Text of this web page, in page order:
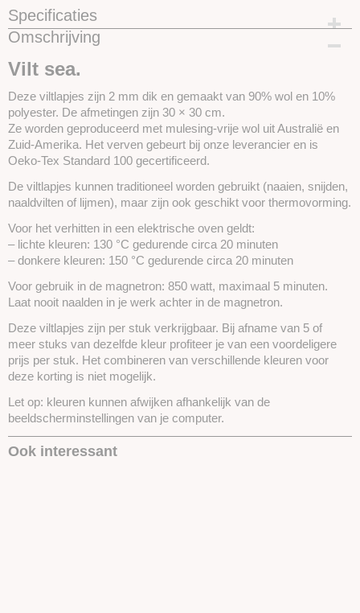
Specificaties
Productcode
Omschrijving
Vilt sea.
Deze viltlapjes zijn 2 mm dik en gemaakt van 90% wol en 10%
polyester. De afmetingen zijn 30 × 30 cm.
Ze worden geproduceerd met mulesing-vrije wol uit Australië en
Zuid-Amerika. Het verven gebeurt bij onze leverancier en is
Oeko-Tex Standard 100 gecertificeerd.
De viltlapjes kunnen traditioneel worden gebruikt (naaien, snijden,
naaldvilten of lijmen), maar zijn ook geschikt voor thermovorming.
Voor het verhitten in een elektrische oven geldt:
– lichte kleuren: 130 °C gedurende circa 20 minuten
– donkere kleuren: 150 °C gedurende circa 20 minuten
Voor gebruik in de magnetron: 850 watt, maximaal 5 minuten.
Laat nooit naalden in je werk achter in de magnetron.
Deze viltlapjes zijn per stuk verkrijgbaar. Bij afname van 5 of
meer stuks van dezelfde kleur profiteer je van een voordeligere
prijs per stuk. Het combineren van verschillende kleuren voor
deze korting is niet mogelijk.
Let op: kleuren kunnen afwijken afhankelijk van de
beeldscherminstellingen van je computer.
Ook interessant